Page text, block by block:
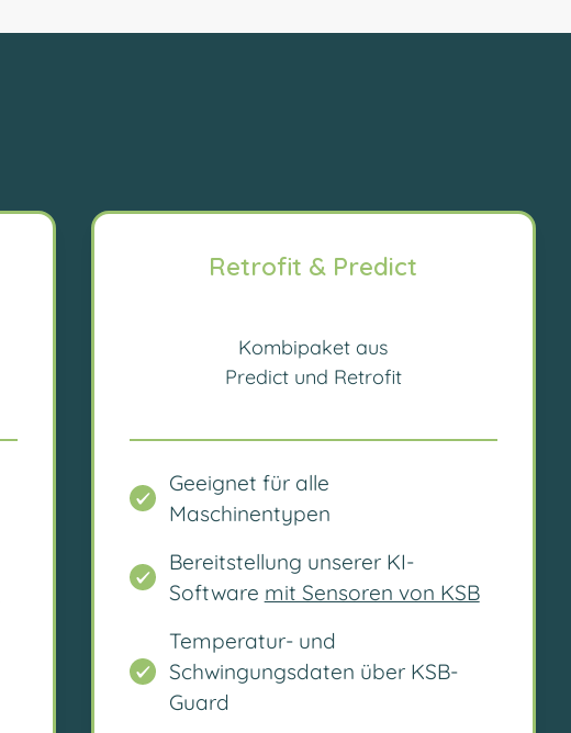
Retrofit & Predict
Kombipaket aus
Predict und Retrofit
Geeignet für alle
Maschinentypen
Bereitstellung unserer KI-
Software mit Sensoren von KSB
Temperatur- und
Schwingungsdaten über KSB-
Guard